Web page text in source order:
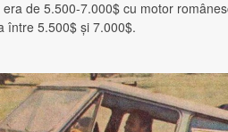
de 5.500-7.000$ cu motor
între 5.500$ şi 7.000$.